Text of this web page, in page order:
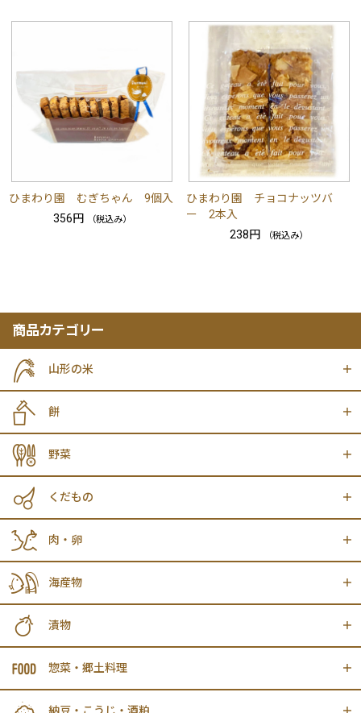
ひまわり園 むぎちゃん 9個入
356円
（税込み）
ひまわり園 チョコナッツバ
ー 2本入
238円
（税込み）
商品カテゴリー
山形の米
餅
野菜
くだもの
肉・卵
海産物
漬物
惣菜・郷土料理